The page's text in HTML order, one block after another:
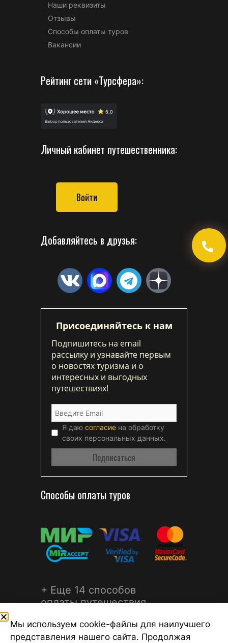
Наши реквизиты
Отзывы
Способы оплаты туров
Вакансии
Рейтинг сети «Турсфера»:
Личный кабинет путешественника:
Войти
Добавляйтесь в друзья:
Присоединяйтесь к нам
Подпишитесь на email
рассылку и узнавайте первым
о новостях туризма и о
интересных и выгодных
путешествиях!
Я даю согласие на обработку
своих персональных данных.
Способы оплаты туров
+ Еще 14 способов
оплаты путешествия
Мы используем cookie-файлы для наилучшего
представления нашего сайта. Продолжая